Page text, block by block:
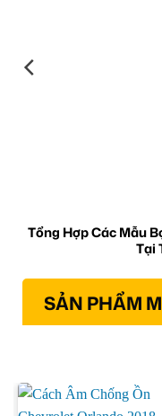
Tổng Hợp Các Mẫu
Tại
SẢN PHẨM